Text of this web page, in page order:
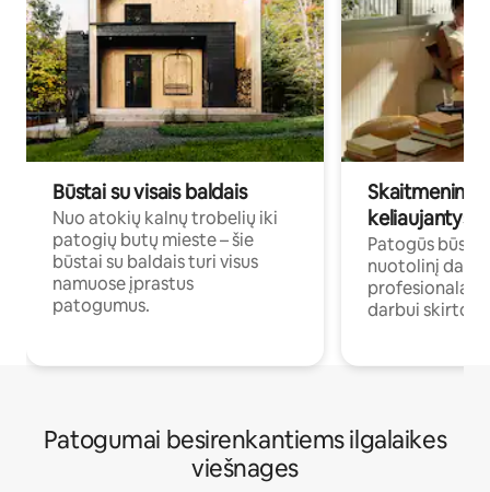
Būstai su visais baldais
Nuo atokių kalnų trobelių iki
patogių butų mieste – šie
būstai su baldais turi visus
namuose įprastus
patogumus.
keliaujantys
Patogūs
nuotolinį
darbui
Patogumai besirenkantiems ilgalaikes
viešnages